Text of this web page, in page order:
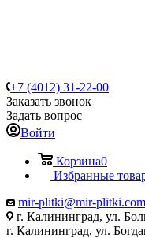
+7 (4012) 31-22-00
Заказать звонок
Задать вопрос
Войти
Корзина0
Избранные
mir-plitki@mir-plitki.com
г. Калининград, ул.
г. Калининград, ул.